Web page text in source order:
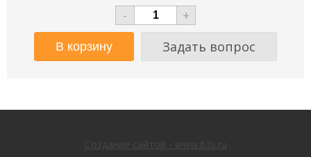
-
+
Задать вопрос
Создание сайтов - www.63s.ru